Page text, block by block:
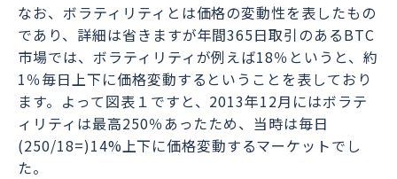
なお、ボラティリティとは価格の変動性を表したもの
であり、詳細は省きますが年間365日取引のあるBTC
市場では、ボラティリティが例えば18％というと、約
1％毎日上下に価格変動するということを表しており
ます。よって図表１ですと、2013年12月にはボラテ
ィリティは最高250％あったため、当時は毎日
(250/18=)14%上下に価格変動するマーケットでし
た。